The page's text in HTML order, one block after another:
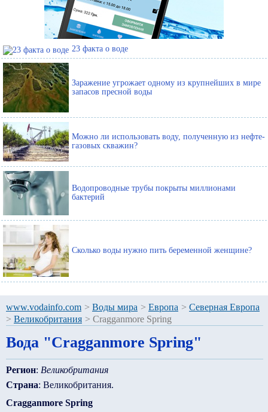
23 факта о воде
Заражение угрожает одному из крупнейших в мире
запасов пресной воды
Можно ли использовать воду, полученную из нефте-
газовых скважин?
Водопроводные трубы покрыты миллионами
бактерий
Сколько воды нужно пить беременной женщине?
www.vodainfo.com > Воды мира > Европа > Северная Европа
> Великобритания > Cragganmore Spring
Вода "Cragganmore Spring"
Регион: Великобритания
Страна: Великобритания.
Cragganmore Spring